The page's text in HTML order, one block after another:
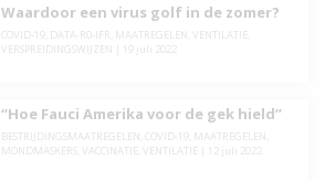
Waardoor een virus golf in de zomer?
COVID-19, DATA-R0-IFR MAATREGELEN VENTILATIE
VERSPREIDINGSWIJZEN
19 juli 2022
“Hoe Fauci Amerika voor de gek hield”
BESTRIJDINGSMAATREGELEN COVID-19, MAATREGELEN
MONDMASKERS, VACCINATIE VENTILATIE 12 juli 2022